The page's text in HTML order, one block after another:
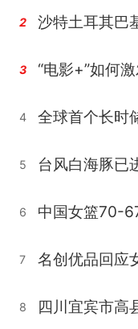
2
3
4
5 台风白海豚已
6 中国女篮70-
7
8